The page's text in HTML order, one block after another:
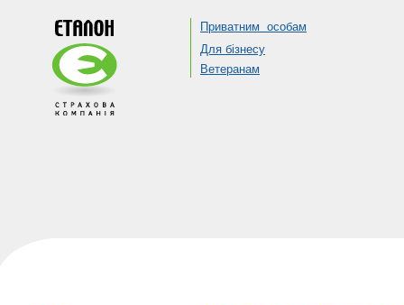
Приватним особам
Для бізнесу
Ветеранам